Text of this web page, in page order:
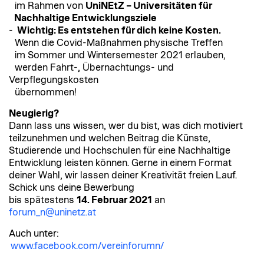
im Rahmen von UniNEtZ – Universitäten für
Nachhaltige Entwicklungsziele
- Wichtig: Es entstehen für dich keine Kosten.
Wenn die Covid-Maßnahmen physische Treffen
im Sommer und Wintersemester 2021 erlauben,
werden Fahrt-, Übernachtungs- und
Verpflegungskosten
übernommen!
Neugierig?
Dann lass uns wissen, wer du bist, was dich motiviert
teilzunehmen und welchen Beitrag die Künste,
Studierende und Hochschulen für eine Nachhaltige
Entwicklung leisten können. Gerne in einem Format
deiner Wahl, wir lassen deiner Kreativität freien Lauf.
Schick uns deine Bewerbung
bis spätestens 14. Februar 2021 an
forum_n@uninetz.at
Auch unter:
www.facebook.com/vereinforumn/